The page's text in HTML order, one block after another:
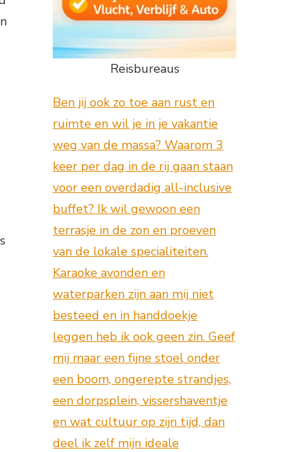
Reisbureaus
Ben jij ook zo toe aan rust en
ruimte en wil je in je vakantie
weg van de massa? Waarom 3
keer per dag in de rij gaan staan
voor een overdadig all-inclusive
buffet? Ik wil gewoon een
terrasje in de zon en proeven
van de lokale specialiteiten.
Karaoke avonden en
waterparken zijn aan mij niet
besteed en in handdoekje
leggen heb ik ook geen zin. Geef
mij maar een fijne stoel onder
een boom, ongerepte strandjes,
een dorpsplein, vissershaventje
en wat cultuur op zijn tijd, dan
deel ik zelf mijn ideale